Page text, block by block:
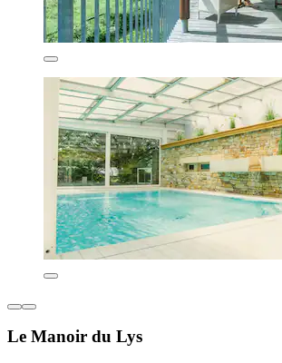
Le Manoir du Lys